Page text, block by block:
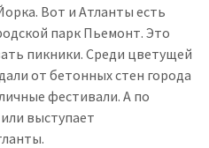
Вот и Атланты есть
парк Пьемонт. Это
пикники. Среди цветущей
от бетонных стен города
фестивали. А по
выступает